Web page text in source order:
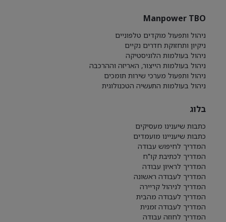
Manpower TBO
ניהול ותפעול מוקדים טלפוניים
ניקיון ותחזוקת חדרים נקיים
ניהול בעולמות הלוגיסטיקה
ניהול בעולמות הייצור, האריזה וההרכבה
ניהול ותפעול מערכי שירות תומכים
ניהול בעולמות התעשיה הטכנולוגית
בלוג
כתבות שיענינו מעסיקים
כתבות שיעניינו מועמדים
המדריך לחיפוש עבודה
המדריך לכתיבת קו"ח
המדריך לראיון עבודה
המדריך לעבודה ראשונה
המדריך לניהול קריירה
המדריך לעבודה מהבית
המדריך לעבודה זמנית
המדריך לחוזה עבודה